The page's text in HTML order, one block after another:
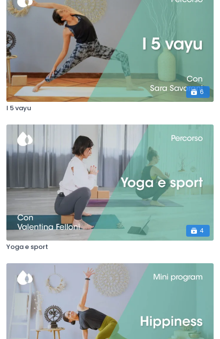
6
I 5 vayu
4
Yoga e sport